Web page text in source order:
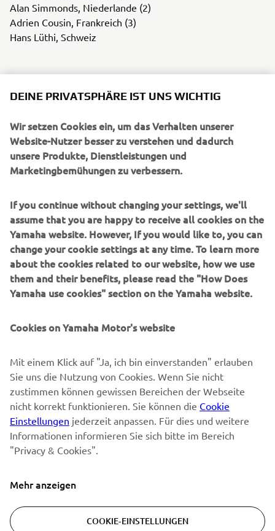
Alan Simmonds, Niederlande (2)
Adrien Cousin, Frankreich (3)
Hans Lüthi, Schweiz
UNTERNEHMEN
B2B
SUPPORT
NEWSLETTER
Erfahre als Erster von den neuesten Angeboten,
ABONNIEREN
Lesen Sie unsere Datenschutzrichtlinie, um zu erfahren, wie wir
Ihre persönlichen Daten verarbeiten:
Datenschutzerklärung
Switzerland (German)
Website-Nutzer besser zu verstehen und dadurch
unsere Produkte, Dienstleistungen und
Marketingbemühungen zu verbessern.
assume that you are happy to receive all cookies on the
Yamaha website. However, If you would like to, you can
change your cookie settings at any time. To learn more
about the cookies related to our website, how we use
them and their benefits, please read the "How Does
Yamaha use cookies" section on the Yamaha website.
Sie uns die Nutzung von Cookies. Wenn Sie nicht
zustimmen können gewissen Bereichen der Webseite
nicht korrekt funktionieren. Sie können dieCookie
Einstellungenjederzeit anpassen. Für dies und weitere
Informationen informieren Sie sich bitte im Bereich
"Privacy & Cookies".
COOKIE-EINSTELLUNGEN